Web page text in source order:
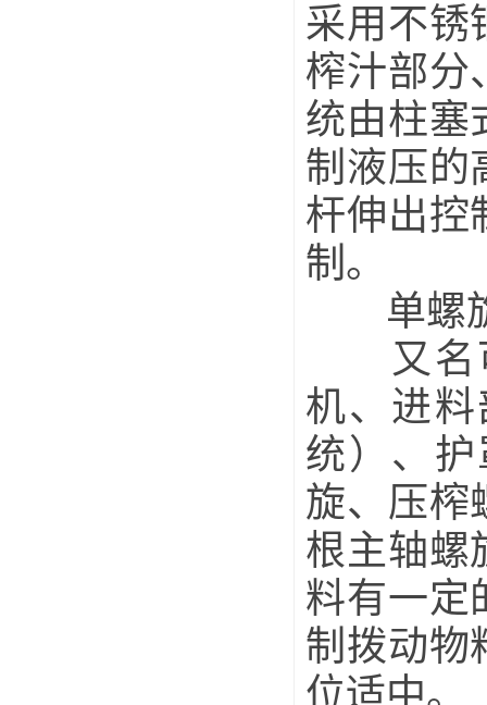
采用不锈
榨汁部分
统由柱塞
制液压的
杆伸出控
制。
单螺旋
又名可
机、进
统）、
旋、压榨
根主轴螺
料有一定
制拨动物
位适中。